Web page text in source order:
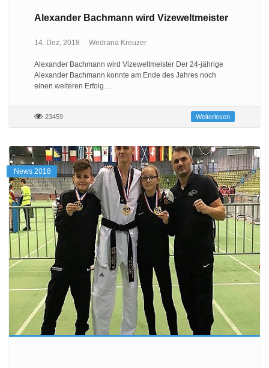
Alexander Bachmann wird Vizeweltmeister
14. Dez, 2018 Wedrana Kreuzer
Alexander Bachmann wird Vizeweltmeister Der 24-jährige
Alexander Bachmann konnte am Ende des Jahres noch
einen weiteren Erfolg…
23459 Weiterlesen
News 2018